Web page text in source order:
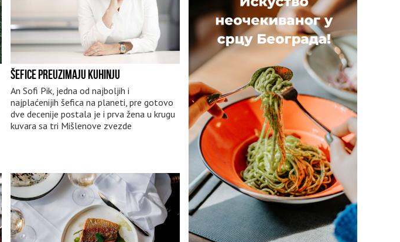
ŠEFICE PREUZIMAJU KUHINJU
An Sofi Pik, jedna od najboljih i
najplaćenijih šefica na planeti, pre gotovo
dve decenije postala je i prva žena u krugu
kuvara sa tri Mišlenove zvezde